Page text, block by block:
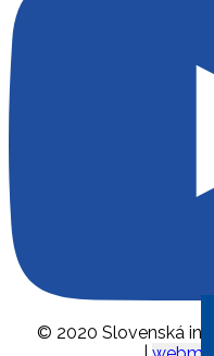
© 2020 Slovenská